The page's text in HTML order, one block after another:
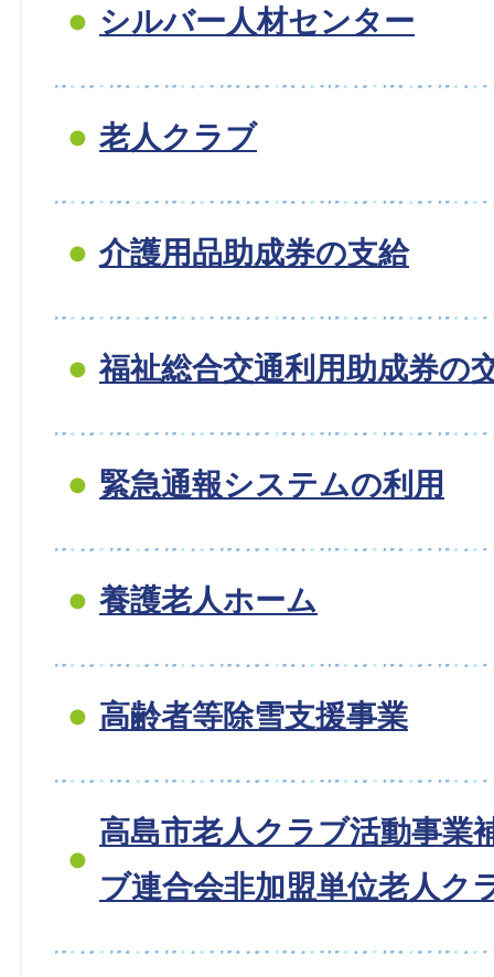
シルバー人材センター
老人クラブ
介護用品助成券の支給
福祉総合交通利用助成券の
緊急通報システムの利用
養護老人ホーム
高齢者等除雪支援事業
高島市老人クラブ活動事業
ブ連合会非加盟単位老人ク